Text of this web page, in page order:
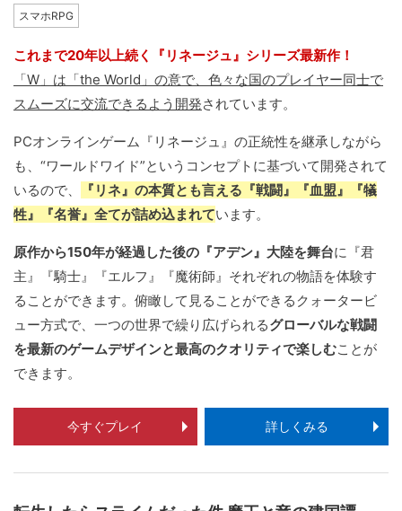
スマホRPG
これまで20年以上続く『リネージュ』シリーズ最新作！
「W」は「the World」の意で、色々な国のプレイヤー同士で
スムーズに交流できるよう開発されています。
PCオンラインゲーム『リネージュ』の正統性を継承しながら
も、“ワールドワイド”というコンセプトに基づいて開発されて
いるので、
『リネ』の本質とも言える『戦闘』『血盟』『犠
牲』『名誉』全てが詰め込まれています。
原作から150年が経過した後の『アデン』大陸を舞台に『君
主』『騎士』『エルフ』『魔術師』それぞれの物語を体験す
ることができます。俯瞰して見ることができるクォータービ
ュー方式で、一つの世界で繰り広げられるグローバルな戦闘
を最新のゲームデザインと最高のクオリティで楽しむことが
できます。
今すぐプレイ 詳しくみる